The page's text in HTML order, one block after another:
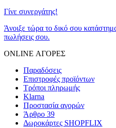
Γίνε συνεργάτης!
Άνοιξε τώρα το δικό σου
πωλήσεις σου.
ONLINE ΑΓΟΡΕΣ
Παραδόσεις
Επιστροφές προϊόντων
Τρόποι πληρωμής
Klarna
Προστασία αγορών
Άρθρο 39
Δωροκάρτες SHOPFLIX